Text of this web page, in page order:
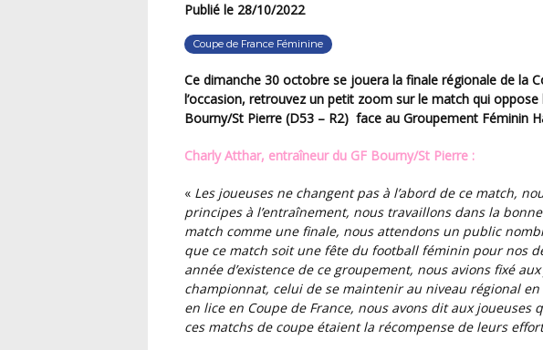
Publié le 28/10/2022
Coupe de France Féminine
Ce dimanche 30 octobre se jouera la finale régionale de la Coupe de France Féminine. A
l’occasion, retrouvez un petit zoom sur le match qui oppose
Bourny/St Pierre (D53 – R2) face au Groupement Féminin
Charly Atthar, entraîneur du GF Bourny/St Pierre :
« Les joueuses ne changent pas à l’abord de ce match, nous gardons nos valeurs et
principes à l’entraînement, nous travaillons dans la
match comme une finale, nous attendons un public
que ce match soit une fête du football féminin pour nos
année d’existence de ce groupement, nous avions fixé
championnat, celui de se maintenir au niveau régional
en lice en Coupe de France, nous avons dit aux joueuses
ces matchs de coupe étaient la récompense de leurs